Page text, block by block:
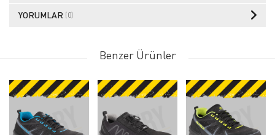
YORUMLAR (0)
Benzer Ürünler